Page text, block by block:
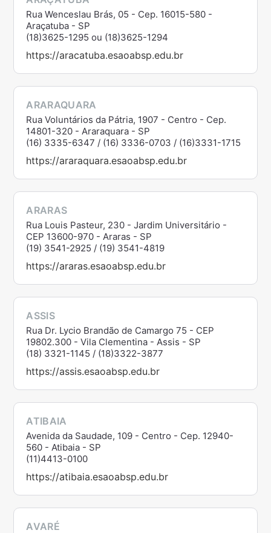
Rua Wenceslau Brás, 05 - Cep. 16015-580 -
Araçatuba - SP
(18)3625-1295 ou (18)3625-1294
https://aracatuba.esaoabsp.edu.br
ARARAQUARA
Rua Voluntários da Pátria, 1907 - Centro - Cep.
14801-320 - Araraquara - SP
(16) 3335-6347 / (16) 3336-0703 / (16)3331-1715
https://araraquara.esaoabsp.edu.br
ARARAS
Rua Louis Pasteur, 230 - Jardim Universitário -
CEP 13600-970 - Araras - SP
(19) 3541-2925 / (19) 3541-4819
https://araras.esaoabsp.edu.br
ASSIS
Rua Dr. Lycio Brandão de Camargo 75 - CEP
19802.300 - Vila Clementina - Assis - SP
(18) 3321-1145 / (18)3322-3877
https://assis.esaoabsp.edu.br
ATIBAIA
Avenida da Saudade, 109 - Centro - Cep. 12940-
560 - Atibaia - SP
(11)4413-0100
https://atibaia.esaoabsp.edu.br
AVARÉ